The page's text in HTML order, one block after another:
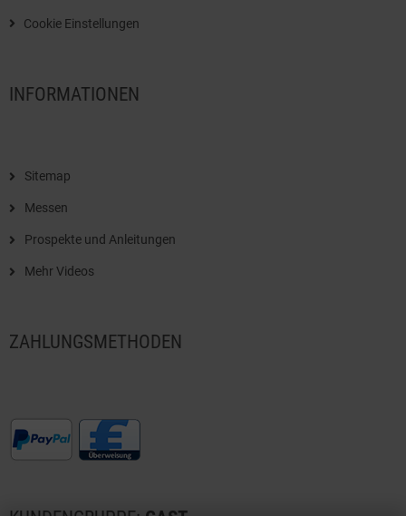
Cookie Einstellungen
INFORMATIONEN
Sitemap
Messen
Prospekte und Anleitungen
Mehr Videos
ZAHLUNGSMETHODEN